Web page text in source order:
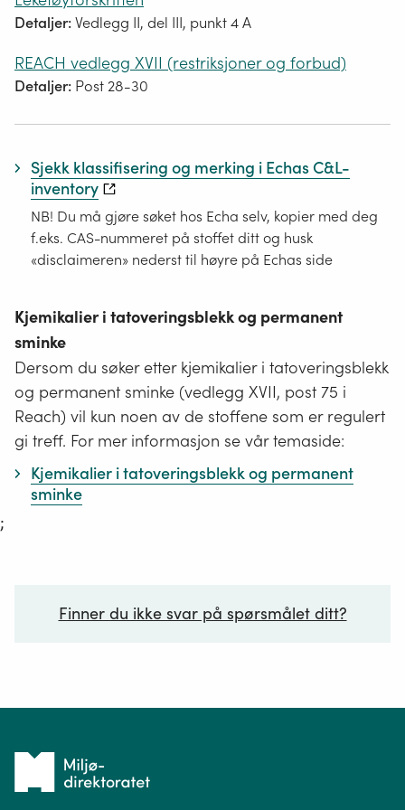
Detaljer:Vedlegg II, del III, punkt 4 A
REACH vedlegg XVII (restriksjoner og forbud)
Detaljer: Post 28-30
Sjekk klassifisering og merking i Echas C&L-
inventory
NB! Du må gjøre søket hos Echa selv, kopier med deg
f.eks. CAS-nummeret på stoffet ditt og husk
«disclaimeren» nederst til høyre på Echas side
Kjemikalier i tatoveringsblekk og permanent
sminke
Dersom du søker etter kjemikalier i tatoveringsblekk
og permanent sminke (vedlegg XVII, post 75 i
Reach) vil kun noen av de stoffene som er regulert
gi treff. For mer informasjon se vår temaside:
Kjemikalier i tatoveringsblekk og permanent
sminke
;
Finner du ikke svar på spørsmålet ditt?
Tilbake